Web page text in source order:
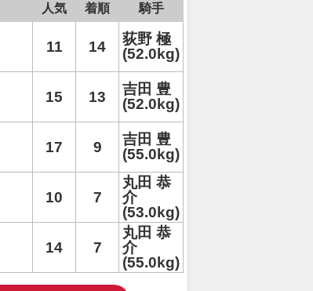
人気 着順 騎手
11 14
荻野 極
(52.0kg)
15 13
吉田 豊
(52.0kg)
17 9
吉田 豊
(55.0kg)
10 7
丸田 恭
介
(53.0kg)
14 7
丸田 恭
介
(55.0kg)